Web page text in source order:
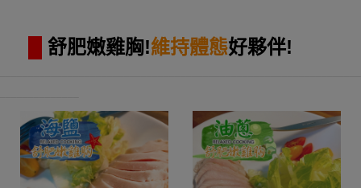
舒肥嫩雞胸!維持體態好夥伴!